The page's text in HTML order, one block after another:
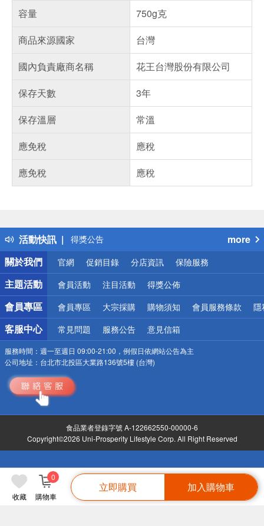
收藏 購物車
0
立即購買 加入購物車
容量
750g克
商品來源國家
台灣
國內負責廠商名稱
花王台灣股份有限公司
保存天數
3年
保存溫層
常溫
應免稅
應稅
應免稅
應稅
活動快訊
得獎公告
熱門話題
銀行優惠
偏遠地區配送
詐騙網頁！請小心！
more
關於我們
官網 促銷目錄 分店資訊 保險服務
主題活動 會員活動 注目活動 得獎公佈
會員專區 會員專區 大宗採購 購物須知 會員服務條款 隱
客服中心 常見問題 服務公告 意見信箱
服務時間： 週一至週日 09:00-21:00，例假日依網站公告為主
公司地址： 台北市北投區大業路136號5樓 (台灣)
食品業者登錄字號 A-122662550-00000-6
Copyright©2026 Uni-Prosperity Lifestyle Corp. All Right Reserved